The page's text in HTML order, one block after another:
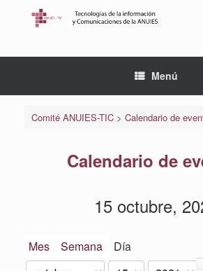
Menú
Comité ANUIES-TIC> Calendario de
Calendario de
15 octubre,
Mes Semana Día